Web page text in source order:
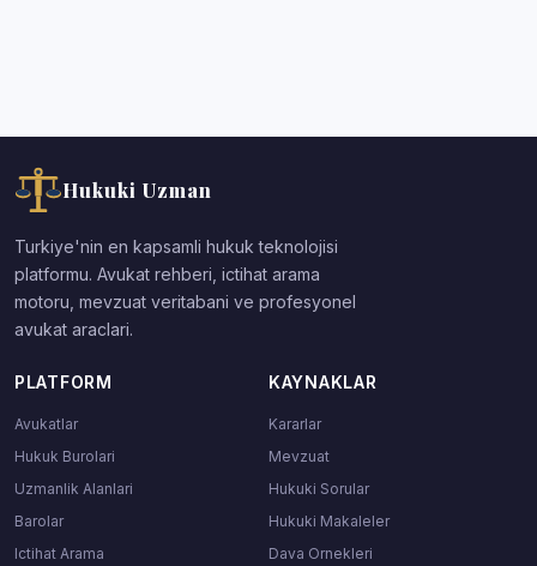
Hukuki Uzman
Turkiye'nin en kapsamli hukuk teknolojisi
platformu. Avukat rehberi, ictihat arama
motoru, mevzuat veritabani ve profesyonel
avukat araclari.
PLATFORM
Avukatlar
Hukuk Burolari
Uzmanlik Alanlari
Barolar
Ictihat Arama
KAYNAKLAR
Kararlar
Mevzuat
Hukuki Sorular
Hukuki Makaleler
Dava Ornekleri